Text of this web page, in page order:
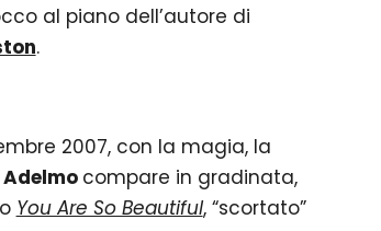
al piano dell’autore di
.
2007, con la magia, la
Adelmo compare in gradinata,
You Are So Beautiful, “scortato”